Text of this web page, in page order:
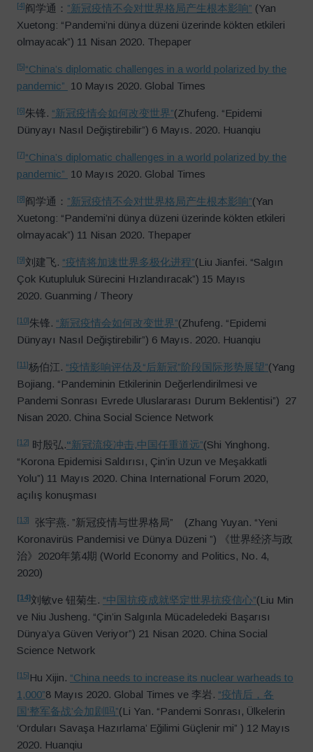
[4]阎学通： ”新冠疫情不会对世界格局产生根本影响” (Yan
Xuetong: “Pandemi’ni dünya düzeni üzerinde kökten etkileri
olmayacak”) 11 Nisan 2020. Thepaper
[5]“China’s diplomatic challenges in a world polarized by the
pandemic” 10 Mayıs 2020. Global Times
[6]朱锋. “新冠疫情会如何改变世界”(Zhufeng. “Epidemi
Dünyayı Nasıl Değiştirebilir”) 6 Mayıs. 2020. Huanqiu
[7]“China’s diplomatic challenges in a world polarized by the
pandemic” 10 Mayıs 2020. Global Times
[8]阎学通： ”新冠疫情不会对世界格局产生根本影响”(Yan
Xuetong: “Pandemi’ni dünya düzeni üzerinde kökten etkileri
olmayacak”) 11 Nisan 2020. Thepaper
[9]刘建飞. “疫情将加速世界多极化进程”(Liu Jianfei. “Salgın
Çok Kutupluluk Sürecini Hızlandıracak”) 15 Mayıs
2020. Guanming / Theory
[10]朱锋. “新冠疫情会如何改变世界”(Zhufeng. “Epidemi
Dünyayı Nasıl Değiştirebilir”) 6 Mayıs. 2020. Huanqiu
[11]杨伯江. “疫情影响评估及“后新冠”阶段国际形势展望”(Yang
Bojiang. “Pandeminin Etkilerinin Değerlendirilmesi ve
Pandemi Sonrası Evrede Uluslararası Durum Beklentisi”) 27
Nisan 2020. China Social Science Network
[12] 时殷弘.“新冠流疫冲击,中国任重道远”(Shi Yinghong.
“Korona Epidemisi Saldırısı, Çin’in Uzun ve Meşakkatli
Yolu”) 11 Mayıs 2020. China International Forum 2020,
açılış konuşması
[13]
张宇燕. ”新冠疫情与世界格局” (Zhang Yuyan. “Yeni
Koronavirüs Pandemisi ve Dünya Düzeni ”) 《世界经济与政
治》2020年第4期 (World Economy and Politics, No. 4,
2020)
[14]刘敏ve 钮菊生. “中国抗疫成就坚定世界抗疫信心”(Liu Min
ve Niu Jusheng. “Çin’in Salgınla Mücadeledeki Başarısı
Dünya’ya Güven Veriyor”) 21 Nisan 2020. China Social
Science Network
[15] Hu Xijin. “China needs to increase its nuclear warheads to
1,000”8 Mayıs 2020. Global Times ve 李岩. “疫情后，各
国‘整军备战’会加剧吗”(Li Yan. “Pandemi Sonrası, Ülkelerin
‘Orduları Savaşa Hazırlama’ Eğilimi Güçlenir mi” ) 12 Mayıs
2020. Huanqiu